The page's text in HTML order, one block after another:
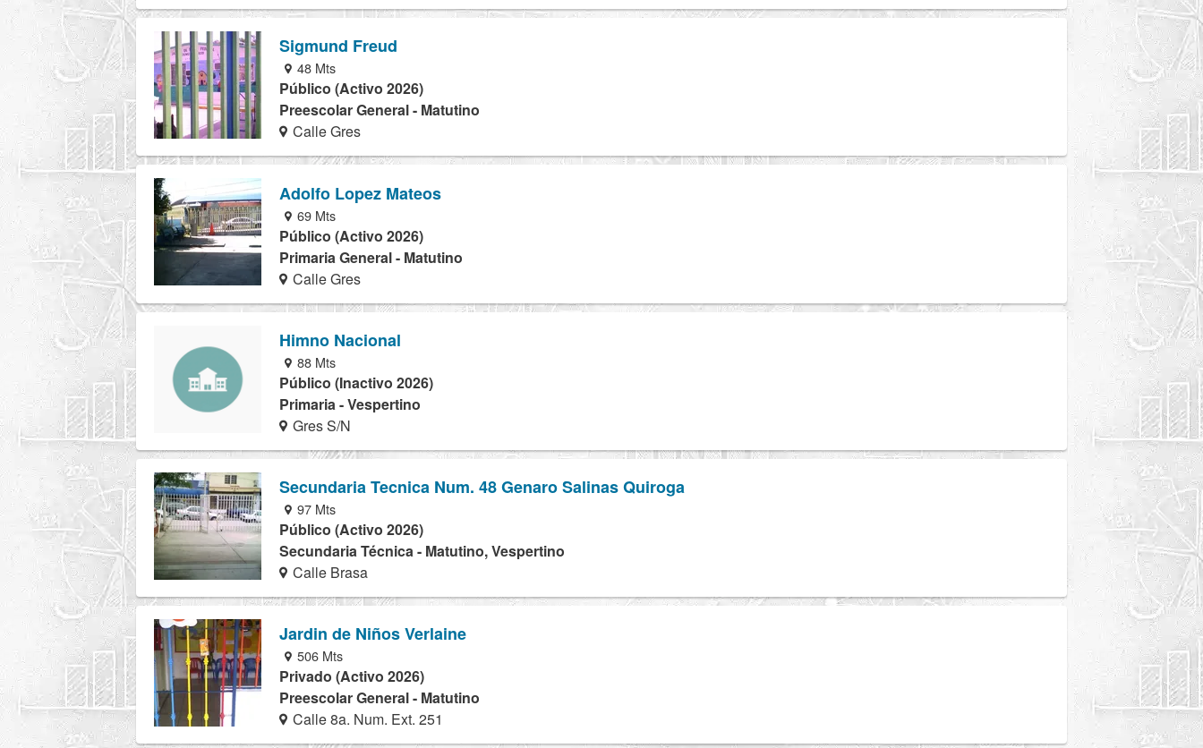
Sigmund Freud
48 Mts
Público (Activo 2026)
Preescolar General - Matutino
Calle Gres
Adolfo Lopez Mateos
69 Mts
Público (Activo 2026)
Primaria General - Matutino
Calle Gres
Himno Nacional
88 Mts
Público (Inactivo 2026)
Primaria - Vespertino
Gres S/N
Secundaria Tecnica Num. 48 Genaro Salinas Quiroga
97 Mts
Público (Activo 2026)
Secundaria Técnica - Matutino, Vespertino
Calle Brasa
Jardin de Niños Verlaine
506 Mts
Privado (Activo 2026)
Preescolar General - Matutino
Calle 8a. Num. Ext. 251